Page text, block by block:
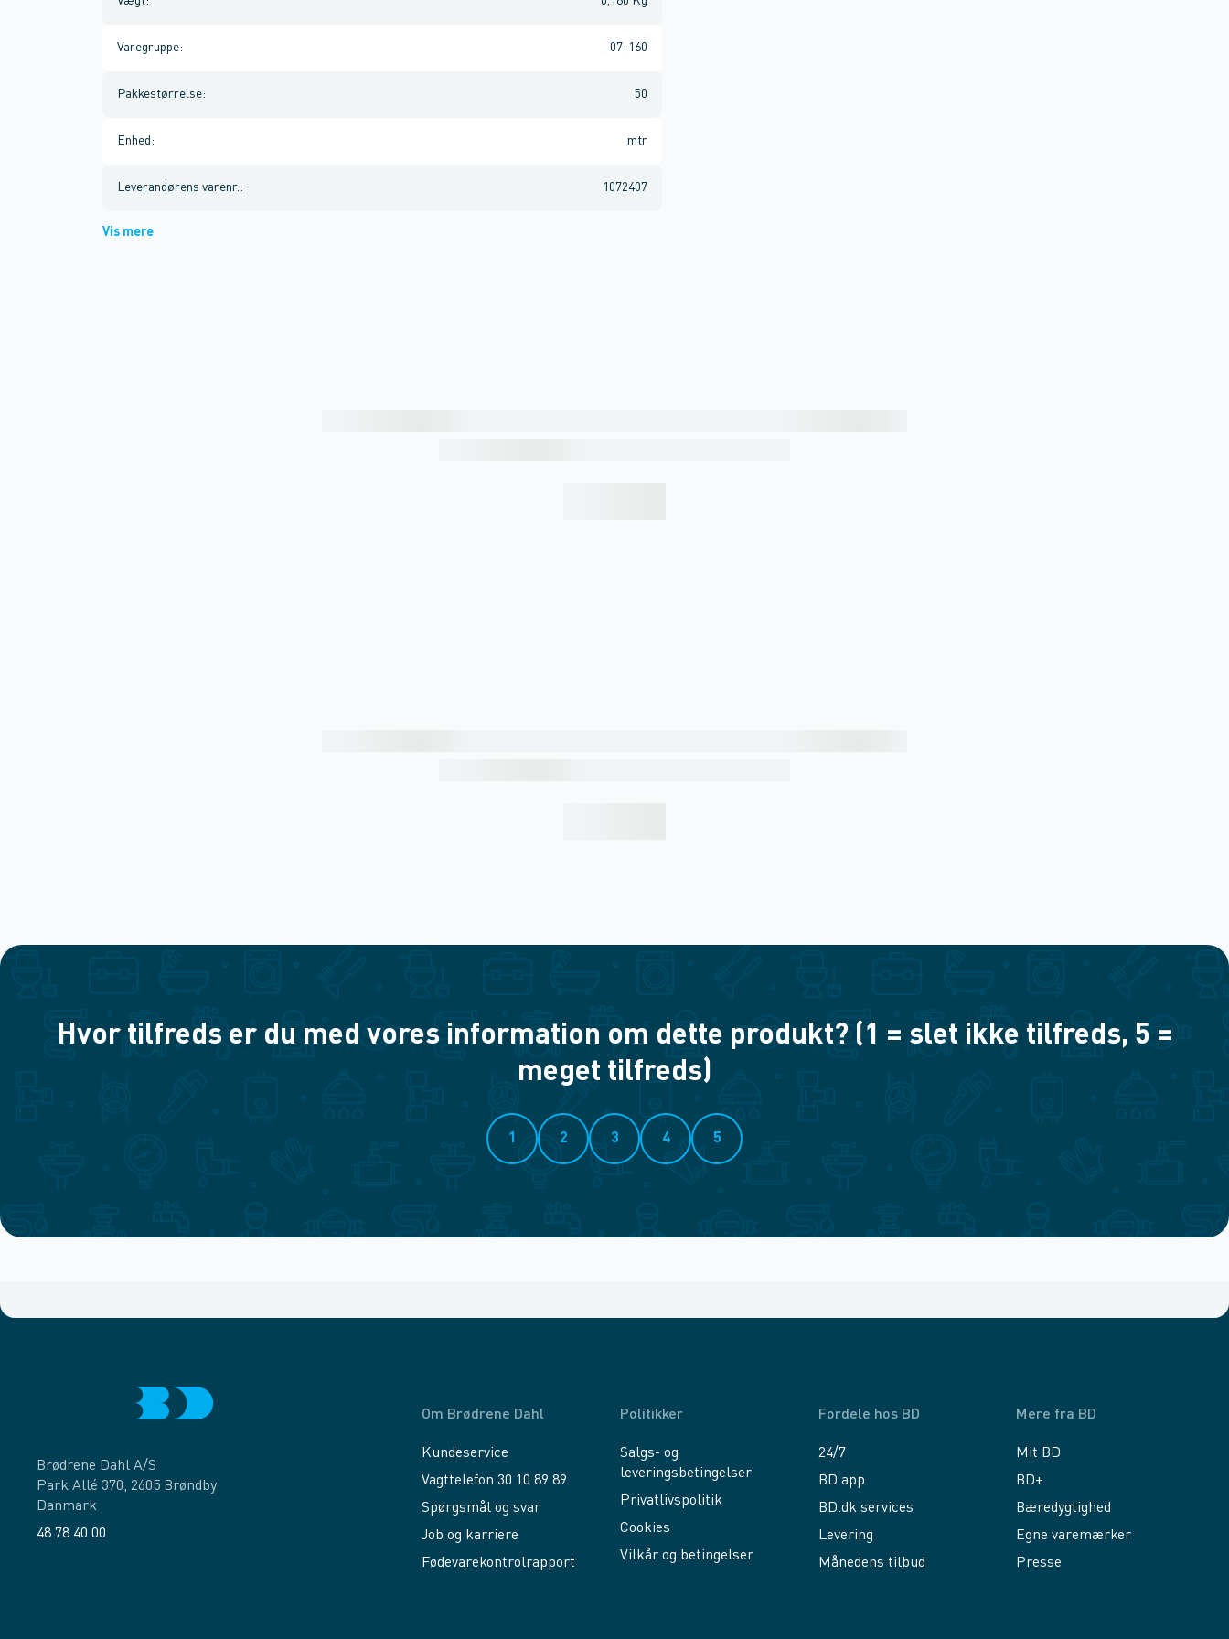
Varegruppe: 07-160
Pakkestørrelse: 50
Enhed : mtr
Leverandørens varenr. : 1072407
Vis mere
Hvor tilfreds er du med vores information om dette produkt? (1 = slet ikke tilfreds, 5 =
meget tilfreds)
1 2 3 4 5
Brødrene Dahl A/S
Park Allé 370, 2605 Brøndby
Danmark
48 78 40 00
Om Brødrene Dahl
Kundeservice
Vagttelefon 30 10 89 89
Spørgsmål og svar
Job og karriere
Fødevarekontrolrapport
Politikker
Salgs- og
leveringsbetingelser
Privatlivspolitik
Cookies
Vilkår og betingelser
Fordele hos BD
24/7
BD app
BD.dk services
Levering
Månedens tilbud
Mere fra BD
Mit BD
BD+
Bæredygtighed
Egne varemærker
Presse